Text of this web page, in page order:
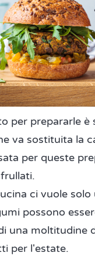
per prepararle è
va sostituita la
per queste
ci vuole solo
possono
una moltitudine
per l'estate.